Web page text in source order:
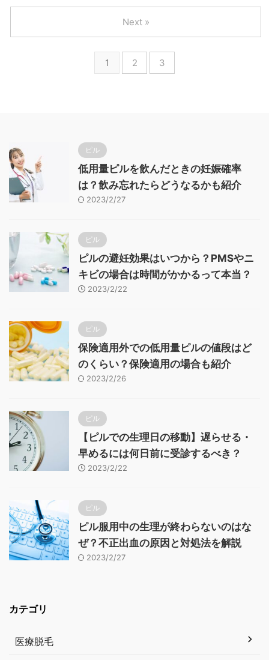
1 2 3
Next »
ピル
低用量ピルを飲んだときの妊娠確率
は？飲み忘れたらどうなるかも紹介
2023/2/27
ピル
ピルの避妊効果はいつから？PMSやニ
キビの場合は時間がかかるって本当？
2023/2/22
ピル
保険適用外での低用量ピルの値段はど
のくらい？保険適用の場合も紹介
2023/2/26
ピル
【ピルでの生理日の移動】遅らせる・
早めるには何日前に受診するべき？
2023/2/22
ピル
ピル服用中の生理が終わらないのはな
ぜ？不正出血の原因と対処法を解説
2023/2/27
カテゴリ
医療脱毛